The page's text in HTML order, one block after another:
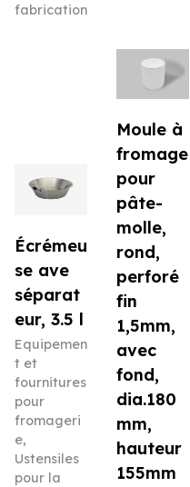
fabrication
Écrémeu
se ave
séparat
eur, 3.5 l
Equipemen
t et
fournitures
pour
fromageri
e,
Ustensiles
pour la
Moule à
fromage
pour
pâte-
molle,
rond,
perforé
fin
1,5mm,
avec
fond,
dia.180
mm,
hauteur
155mm